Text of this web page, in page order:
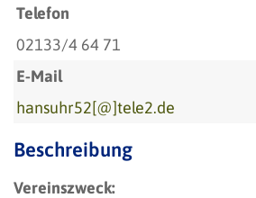
Telefon
02133/4 64 71
E-Mail
hansuhr52[@]tele2.de
Beschreibung
Vereinszweck: